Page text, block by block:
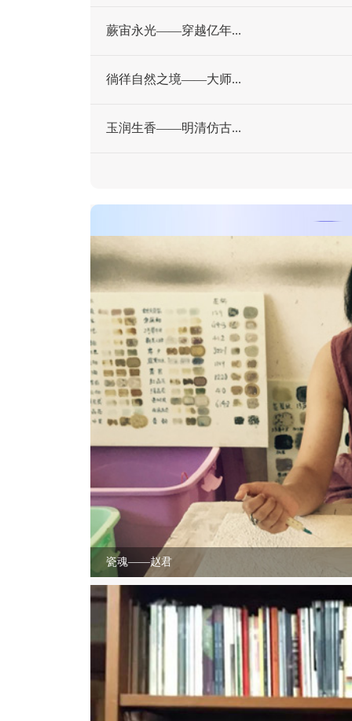
蕨宙永光——穿越亿年...
徜徉自然之境——大师...
玉润生香——明清仿古...
瓷魂——赵君